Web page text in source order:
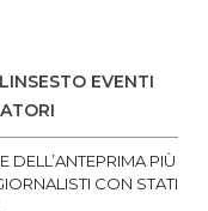
EVENTI
PIÙ
CON STATI